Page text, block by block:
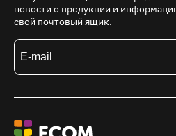
новости о продукции и
свой почтовый ящик.